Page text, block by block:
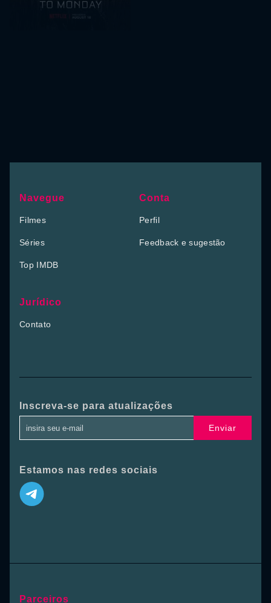
Navegue
Filmes
Séries
Top IMDB
Conta
Perfil
Feedback e sugestão
Jurídico
Contato
Inscreva-se para atualizações
Enviar
Estamos nas redes sociais
Parceiros